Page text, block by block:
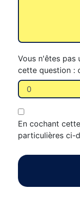
Vous n'êtes pas
cette question :
En cochant
particulières ci-